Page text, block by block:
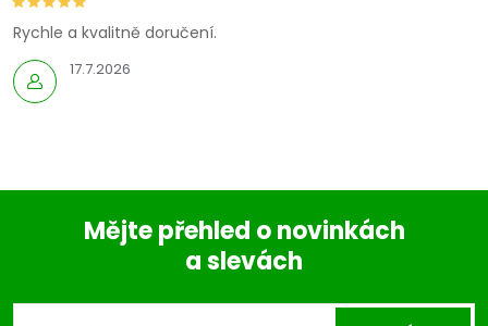
17.7.2026
Rychle a kvalitně doručení.
Mějte přehled o novinkách
a slevách